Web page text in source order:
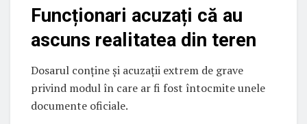
Funcționari acuzați că au
ascuns realitatea din teren
Dosarul conține și acuzații extrem de grave
privind modul în care ar fi fost întocmite unele
documente oficiale.